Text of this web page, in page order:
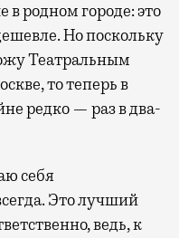
родном городе: это
Но поскольку
Театральным
то теперь в
редко — раз в два-
себя
Это лучший
ведь, к